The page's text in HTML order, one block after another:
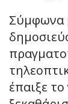
Σύμφωνα
έπαιξε